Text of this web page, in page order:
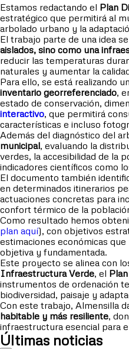
Estamos redactando el Plan
estratégico que permitirá al
arbolado urbano y la
El trabajo parte de una idea
aislados, sino como una
reducir las temperaturas
naturales y aumentar la
Para ello, se está realizando
inventario georreferenciado,
estado de conservación,
interactivo, que permitirá
características e incluso
Además del diagnóstico del
municipal, evaluando la
verdes, la accesibilidad de la
indicadores científicos como
El documento también
en determinados itinerarios
actuaciones concretas para
confort térmico de la
Como resultado hemos
plan aquí), con objetivos
estimaciones económicas
objetiva y fundamentada.
Este proyecto se alinea con
Infraestructura Verde, el
instrumentos de ordenación
biodiversidad, paisaje y
Con este trabajo, Almensilla
habitable y más resiliente,
infraestructura esencial para
Últimas noticias